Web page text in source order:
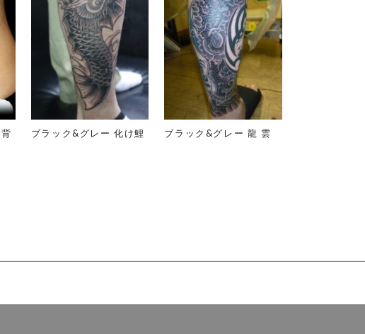
ブラック&グレー 化け鯉 ブラック&グレー 龍 雲